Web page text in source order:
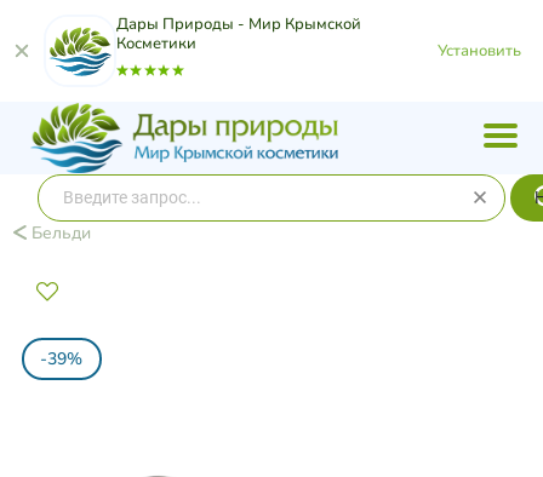
Дары Природы - Мир Крымской
Косметики
Установить
Бельди
-39%